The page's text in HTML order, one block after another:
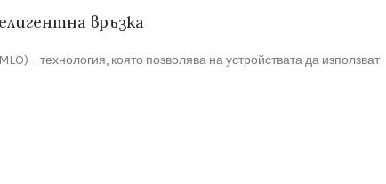
връзка
– технология, която позволява на устройствата да използват